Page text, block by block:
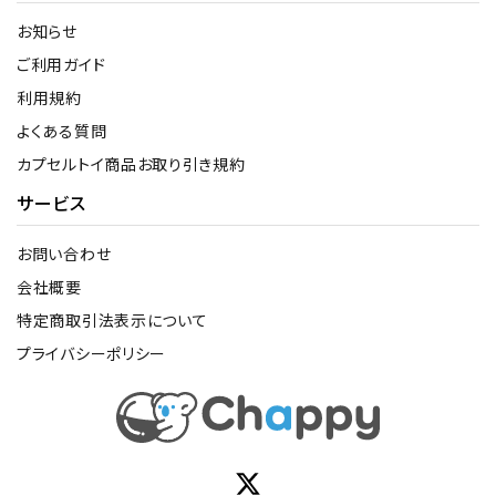
お知らせ
ご利用ガイド
利用規約
よくある質問
カプセルトイ商品お取り引き規約
サービス
お問い合わせ
会社概要
特定商取引法表示について
プライバシーポリシー